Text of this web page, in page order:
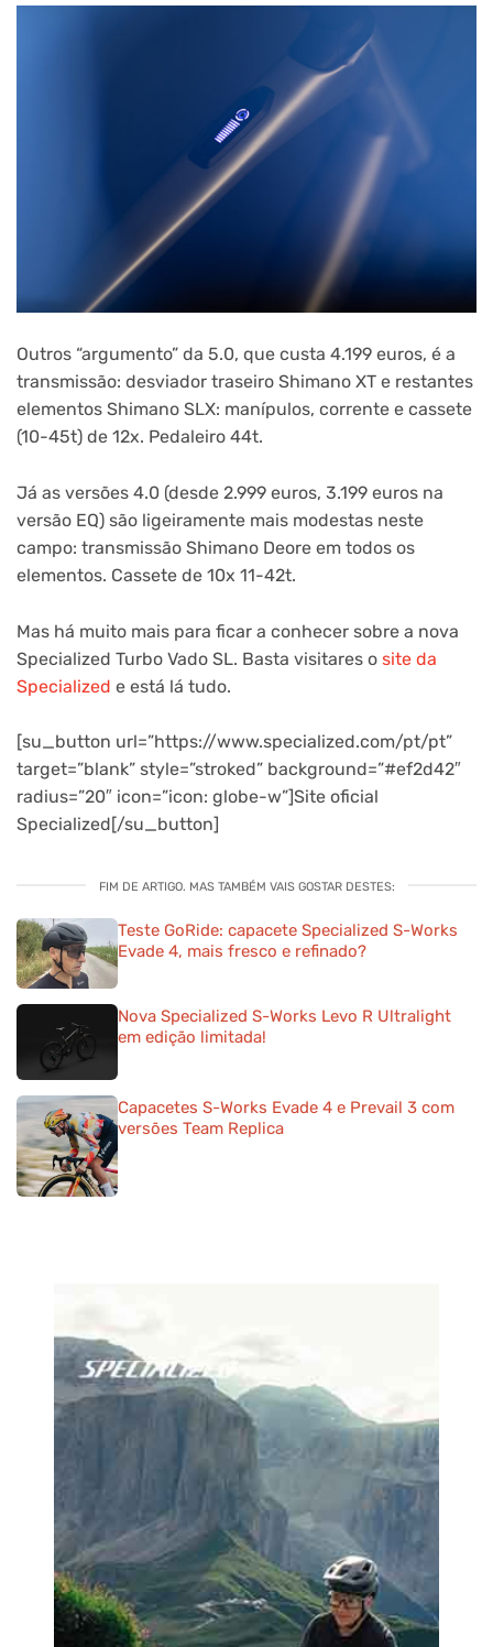
Outros “argumento” da 5.0, que custa 4.199 euros, é a
transmissão: desviador traseiro Shimano XT e restantes
elementos Shimano SLX: manípulos, corrente e cassete
(10-45t) de 12x. Pedaleiro 44t.
Já as versões 4.0 (desde 2.999 euros, 3.199 euros na
versão EQ) são ligeiramente mais modestas neste
campo: transmissão Shimano Deore em todos os
elementos. Cassete de 10x 11-42t.
Mas há muito mais para ficar a conhecer sobre a nova
Specialized Turbo Vado SL. Basta visitares o site da
Specialized e está lá tudo.
[su_button url=”https://www.specialized.com/pt/pt”
target=”blank” style=”stroked” background=”#ef2d42″
radius=”20″ icon=”icon: globe-w”]Site oficial
Specialized[/su_button]
FIM DE ARTIGO. MAS TAMBÉM VAIS GOSTAR DESTES:
Teste GoRide: capacete Specialized S-Works
Evade 4, mais fresco e refinado?
Nova Specialized S-Works Levo R Ultralight
em edição limitada!
Capacetes S-Works Evade 4 e Prevail 3 com
versões Team Replica